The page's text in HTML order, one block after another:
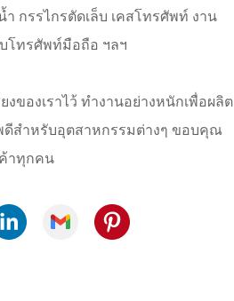
กรรไกรตัดเล็บ เคสโทรศัพท์ งาน
โทรศัพท์มือถือ ฯลฯ
งของเราไว้ ทำงานอย่างหนักเพื่อผลิต
ดีสำหรับอุตสาหกรรมต่างๆ ขอบคุณ
าทุกคน